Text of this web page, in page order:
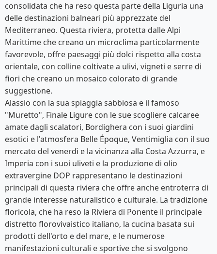
consolidata che ha reso questa parte della Liguria una
delle destinazioni balneari più apprezzate del
Mediterraneo. Questa riviera, protetta dalle Alpi
Marittime che creano un microclima particolarmente
favorevole, offre paesaggi più dolci rispetto alla costa
orientale, con colline coltivate a ulivi, vigneti e serre di
fiori che creano un mosaico colorato di grande
suggestione.
Alassio con la sua spiaggia sabbiosa e il famoso
"Muretto", Finale Ligure con le sue scogliere calcaree
amate dagli scalatori, Bordighera con i suoi giardini
esotici e l'atmosfera Belle Époque, Ventimiglia con il suo
mercato del venerdì e la vicinanza alla Costa Azzurra, e
Imperia con i suoi uliveti e la produzione di olio
extravergine DOP rappresentano le destinazioni
principali di questa riviera che offre anche entroterra di
grande interesse naturalistico e culturale. La tradizione
floricola, che ha reso la Riviera di Ponente il principale
distretto florovivaistico italiano, la cucina basata sui
prodotti dell'orto e del mare, e le numerose
manifestazioni culturali e sportive che si svolgono